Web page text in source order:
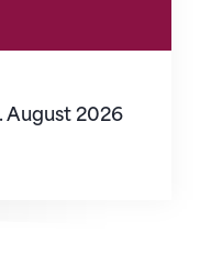
August 2026